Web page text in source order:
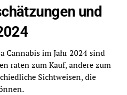
und
Cannabis im Jahr 2024 sind
raten zum Kauf, andere zum
Sichtweisen, die